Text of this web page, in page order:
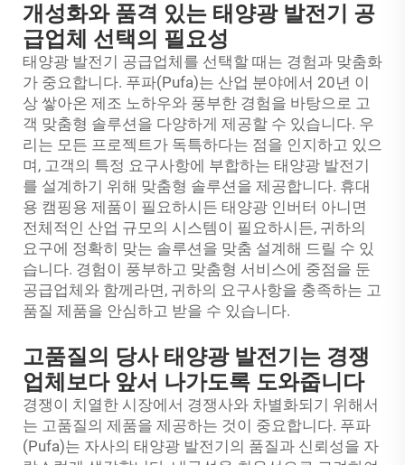
개성화와 품격 있는 태양광 발전기 공
급업체 선택의 필요성
태양광 발전기 공급업체를 선택할 때는 경험과 맞춤화
가 중요합니다. 푸파(Pufa)는 산업 분야에서 20년 이
상 쌓아온 제조 노하우와 풍부한 경험을 바탕으로 고
객 맞춤형 솔루션을 다양하게 제공할 수 있습니다. 우
리는 모든 프로젝트가 독특하다는 점을 인지하고 있으
며, 고객의 특정 요구사항에 부합하는 태양광 발전기
를 설계하기 위해 맞춤형 솔루션을 제공합니다. 휴대
용 캠핑용 제품이 필요하시든 태양광 인버터 아니면
전체적인 산업 규모의 시스템이 필요하시든, 귀하의
요구에 정확히 맞는 솔루션을 맞춤 설계해 드릴 수 있
습니다. 경험이 풍부하고 맞춤형 서비스에 중점을 둔
공급업체와 함께라면, 귀하의 요구사항을 충족하는 고
품질 제품을 안심하고 받을 수 있습니다.
고품질의 당사 태양광 발전기는 경쟁
업체보다 앞서 나가도록 도와줍니다
경쟁이 치열한 시장에서 경쟁사와 차별화되기 위해서
는 고품질의 제품을 제공하는 것이 중요합니다. 푸파
(Pufa)는 자사의 태양광 발전기의 품질과 신뢰성을 자